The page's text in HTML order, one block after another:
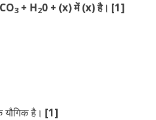
CO3 + H20 + (x) में (x) है। [1]
यौगिक है। [1]